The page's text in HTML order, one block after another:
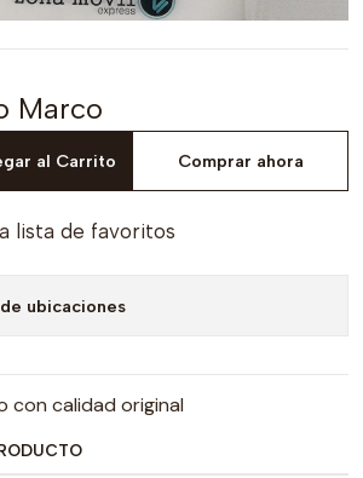
Marco
al Carrito Comprar ahora
lista de favoritos
ubicaciones
con calidad original